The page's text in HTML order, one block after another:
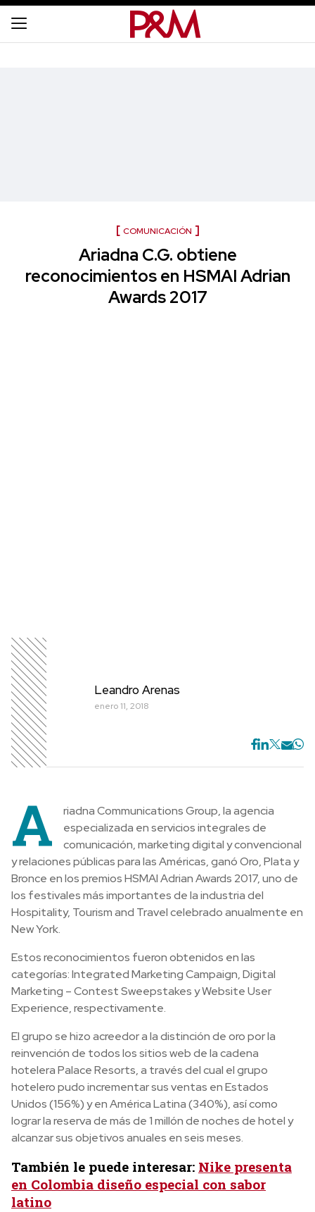
COMUNICACIÓN
Ariadna C.G. obtiene
reconocimientos en HSMAI Adrian
Awards 2017
Leandro Arenas
enero 11, 2018
A
riadna Communications Group, la agencia
especializada en servicios integrales de
comunicación, marketing digital y convencional
y relaciones públicas para las Américas, ganó Oro, Plata y
Bronce en los premios HSMAI Adrian Awards 2017, uno de
los festivales más importantes de la industria del
Hospitality, Tourism and Travel celebrado anualmente en
New York.
Estos reconocimientos fueron obtenidos en las
categorías: Integrated Marketing Campaign, Digital
Marketing – Contest Sweepstakes y Website User
Experience, respectivamente.
El grupo se hizo acreedor a la distinción de oro por la
reinvención de todos los sitios web de la cadena
hotelera Palace Resorts, a través del cual el grupo
hotelero pudo incrementar sus ventas en Estados
Unidos (156%) y en América Latina (340%), así como
lograr la reserva de más de 1 millón de noches de hotel y
alcanzar sus objetivos anuales en seis meses.
También le puede interesar: Nike presenta
en Colombia diseño especial con sabor
latino